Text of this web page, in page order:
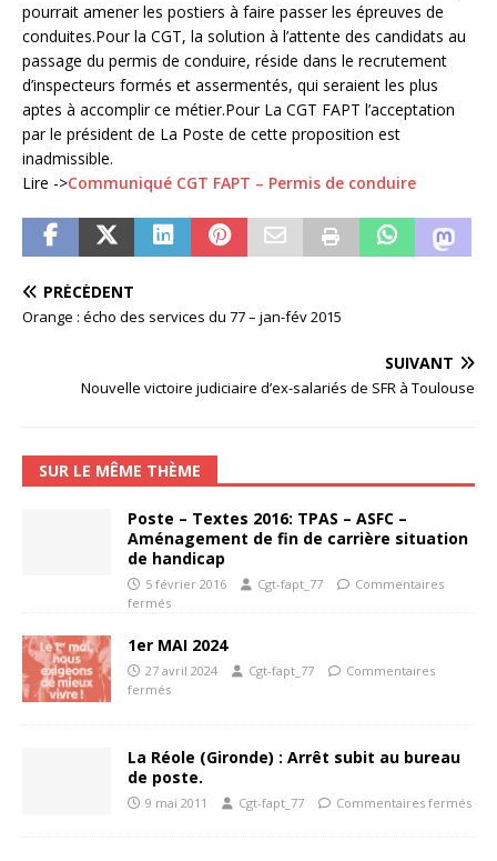
pourrait amener les postiers à faire passer les épreuves de
conduites.Pour la CGT, la solution à l’attente des candidats au
passage du permis de conduire, réside dans le recrutement
d’inspecteurs formés et assermentés, qui seraient les plus
aptes à accomplir ce métier.Pour La CGT FAPT l’acceptation
par le président de La Poste de cette proposition est
inadmissible.
Lire ->Communiqué CGT FAPT – Permis de conduire
PRÉCÉDENT
Orange : écho des services du 77 – jan-fév 2015
SUIVANT
Nouvelle victoire judiciaire d’ex-salariés de SFR à Toulouse
SUR LE MÊME THÈME
Poste – Textes 2016: TPAS – ASFC –
Aménagement de fin de carrière situation
de handicap
5 février 2016 Cgt-fapt_77
Commentaires
fermés
1er MAI 2024
27 avril 2024 Cgt-fapt_77
Commentaires
fermés
La Réole (Gironde) : Arrêt subit au bureau
de poste.
9 mai 2011 Cgt-fapt_77 Commentaires fermés